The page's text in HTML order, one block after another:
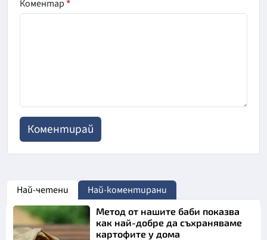
Коментар*
Най-четени Най-коментирани
Метод от нашите баби показва
как най-добре да съхраняваме
картофите у дома